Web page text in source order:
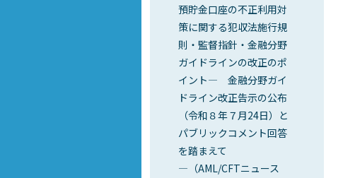
預貯金口座の不正利用対
策に関する犯収法施行規
則・監督指針・金融分野
ガイドラインの改正のポ
イント― 金融分野ガイ
ドライン改正告示の公布
（令和８年７月24日）と
パブリックコメント回答
を踏まえて
―（AML/CFTニュース